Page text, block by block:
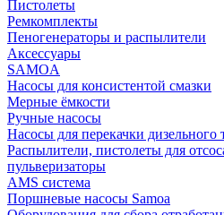
Пистолеты
Ремкомплекты
Пеногенераторы и распылители
Аксессуары
SAMOA
Насосы для консистентой смазки
Мерные ёмкости
Ручные насосы
Насосы для перекачки дизельного
Распылители, пистолеты для
пульверизаторы
AMS система
Поршневые насосы Samoa